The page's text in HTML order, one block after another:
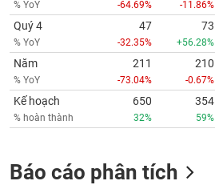
% YoY -64.69% -11.86%
Quý 4
% YoY
47
-32.35%
73
+56.28%
Năm
% YoY
211
-73.04%
210
-0.67%
Kế hoạch
% hoàn thành
650
32%
354
59%
Báo cáo phân tích